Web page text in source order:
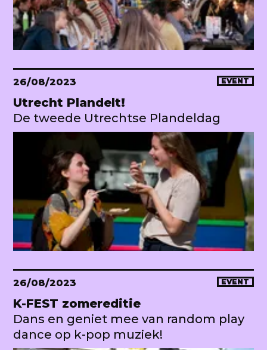
26/08/2023 EVENT
Utrecht Plandelt!
De tweede Utrechtse Plandeldag
26/08/2023 EVENT
K-FEST zomereditie
Dans en geniet mee van random play
dance op k-pop muziek!